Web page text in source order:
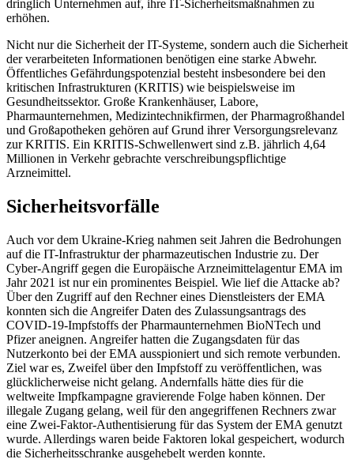
dringlich Unternehmen auf, ihre IT-Sicherheitsmaßnahmen zu
erhöhen.
Nicht nur die Sicherheit der IT-Systeme, sondern auch die Sicherheit
der verarbeiteten Informationen benötigen eine starke Abwehr.
Öffentliches Gefährdungspotenzial besteht insbesondere bei den
kritischen Infrastrukturen (KRITIS) wie beispielsweise im
Gesundheitssektor. Große Krankenhäuser, Labore,
Pharmaunternehmen, Medizintechnikfirmen, der Pharmagroßhandel
und Großapotheken gehören auf Grund ihrer Versorgungsrelevanz
zur KRITIS. Ein KRITIS-Schwellenwert sind z.B. jährlich 4,64
Millionen in Verkehr gebrachte verschreibungspflichtige
Arzneimittel.
Sicherheitsvorfälle
Auch vor dem Ukraine-Krieg nahmen seit Jahren die Bedrohungen
auf die IT-Infrastruktur der pharmazeutischen Industrie zu. Der
Cyber-Angriff gegen die Europäische Arzneimittelagentur EMA im
Jahr 2021 ist nur ein prominentes Beispiel. Wie lief die Attacke ab?
Über den Zugriff auf den Rechner eines Dienstleisters der EMA
konnten sich die Angreifer Daten des Zulassungsantrags des
COVID-19-Impfstoffs der Pharmaunternehmen BioNTech und
Pfizer aneignen. Angreifer hatten die Zugangsdaten für das
Nutzerkonto bei der EMA ausspioniert und sich remote verbunden.
Ziel war es, Zweifel über den Impfstoff zu veröffentlichen, was
glücklicherweise nicht gelang. Andernfalls hätte dies für die
weltweite Impfkampagne gravierende Folge haben können. Der
illegale Zugang gelang, weil für den angegriffenen Rechners zwar
eine Zwei-Faktor-Authentisierung für das System der EMA genutzt
wurde. Allerdings waren beide Faktoren lokal gespeichert, wodurch
die Sicherheitsschranke ausgehebelt werden konnte.